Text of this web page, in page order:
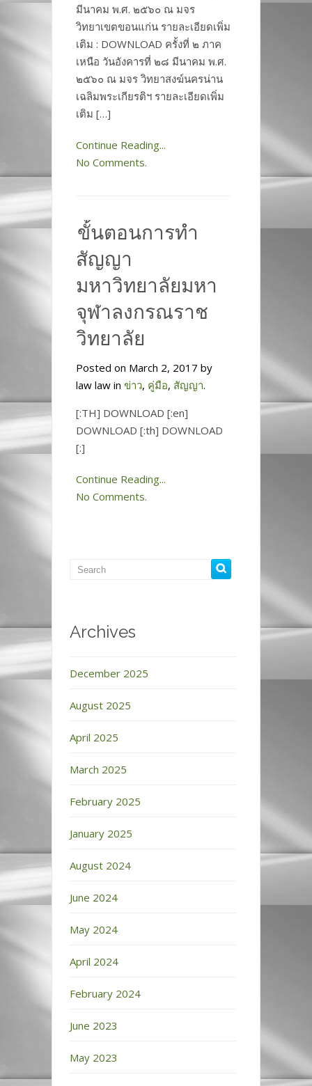
มีนาคม พ.ศ. ๒๕๖๐ ณ มจร
วิทยาเขตขอนแก่น รายละเอียดเพิ่ม
เติม : DOWNLOAD ครั้งที่ ๒ ภาค
เหนือ วันอังคารที่ ๒๘ มีนาคม พ.ศ.
๒๕๖๐ ณ มจร วิทยาสงฆ์นครน่าน
เฉลิมพระเกียรติฯ รายละเอียดเพิ่ม
เติม […]
Continue Reading...
No Comments.
ขั้นตอนการทำ
สัญญา
มหาวิทยาลัยมหา
จุฬาลงกรณราช
วิทยาลัย
Posted on March 2, 2017 by
law law in ข่าว, คู่มือ, สัญญา.
[:TH] DOWNLOAD [:en]
DOWNLOAD [:th] DOWNLOAD
[:]
Continue Reading...
No Comments.
Archives
December 2025
August 2025
April 2025
March 2025
February 2025
January 2025
August 2024
June 2024
May 2024
April 2024
February 2024
June 2023
May 2023